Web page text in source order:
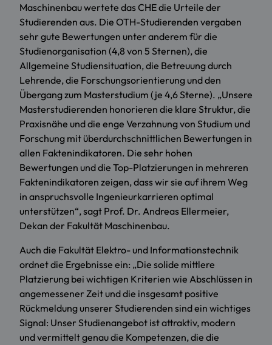
Maschinenbau wertete das CHE die Urteile der
Studierenden aus. Die OTH-Studierenden vergaben
sehr gute Bewertungen unter anderem für die
Studienorganisation (4,8 von 5 Sternen), die
Allgemeine Studiensituation, die Betreuung durch
Lehrende, die Forschungsorientierung und den
Übergang zum Masterstudium (je 4,6 Sterne). „Unsere
Masterstudierenden honorieren die klare Struktur, die
Praxisnähe und die enge Verzahnung von Studium und
Forschung mit überdurchschnittlichen Bewertungen in
allen Faktenindikatoren. Die sehr hohen
Bewertungen und die Top-Platzierungen in mehreren
Faktenindikatoren zeigen, dass wir sie auf ihrem Weg
in anspruchsvolle Ingenieurkarrieren optimal
unterstützen“, sagt Prof. Dr. Andreas Ellermeier,
Dekan der Fakultät Maschinenbau.
Auch die Fakultät Elektro- und Informationstechnik
ordnet die Ergebnisse ein: „Die solide mittlere
Platzierung bei wichtigen Kriterien wie Abschlüssen in
angemessener Zeit und die insgesamt positive
Rückmeldung unserer Studierenden sind ein wichtiges
Signal: Unser Studienangebot ist attraktiv, modern
und vermittelt genau die Kompetenzen, die die